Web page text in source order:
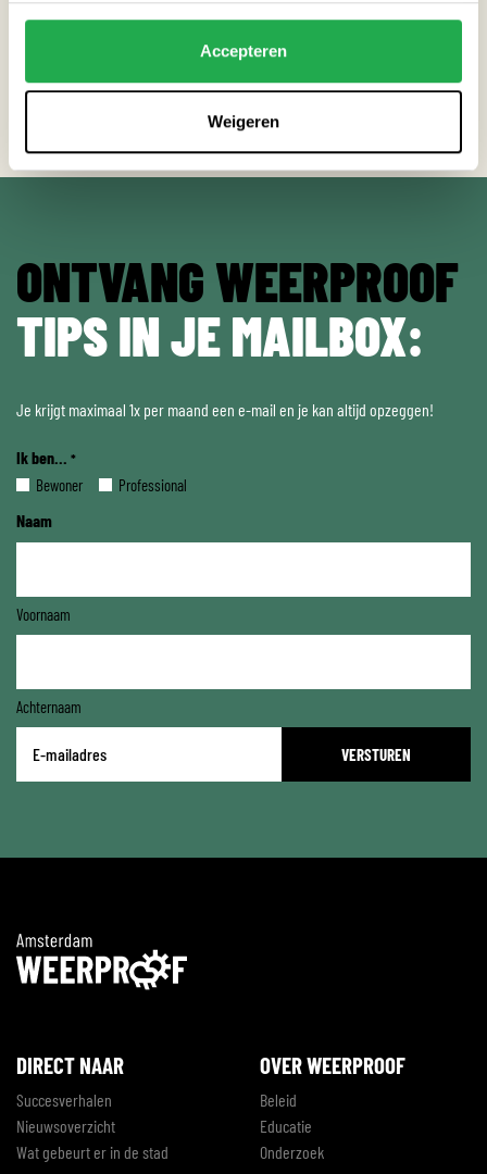
Accepteren
Weigeren
Terug naar projecten
ONTVANG WEERPROOF
TIPS IN JE MAILBOX:
Je krijgt maximaal 1x per maand een e-mail en je kan altijd opzeggen!
Ik ben... *
Bewoner Professional
Naam
Voornaam
Achternaam
mailadres
DIRECT NAAR
Succesverhalen
Nieuwsoverzicht
Wat gebeurt er in de stad
OVER WEERPROOF
Beleid
Educatie
Onderzoek